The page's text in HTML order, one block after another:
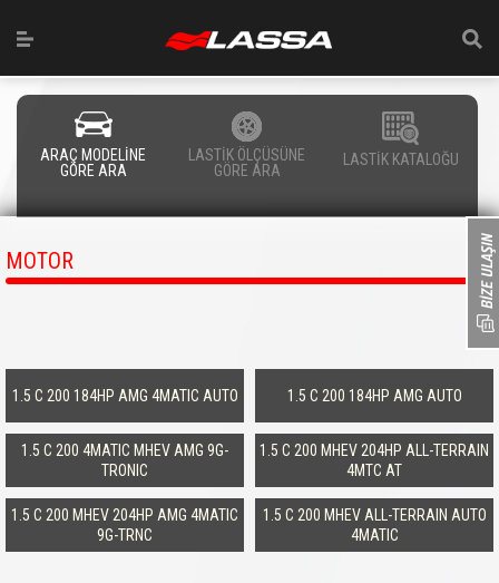
ARAÇ MODELİNE
GÖRE ARA
LASTİK ÖLÇÜSÜNE
GÖRE ARA
LASTİK KATALOĞU
MOTOR
1.5 C 200 184HP AMG 4MATIC AUTO 1.5 C 200 184HP AMG AUTO
1.5 C 200 4MATIC MHEV AMG 9G-
TRONIC
1.5 C 200 MHEV 204HP ALL-TERRAIN
4MTC AT
1.5 C 200 MHEV 204HP AMG 4MATIC
9G-TRNC
1.5 C 200 MHEV ALL-TERRAIN AUTO
4MATIC